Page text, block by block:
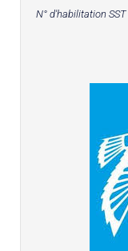
N° d'habilitation SST